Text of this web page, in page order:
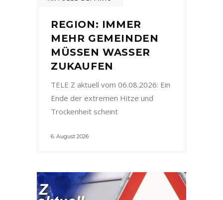
REGION: IMMER
MEHR GEMEINDEN
MÜSSEN WASSER
ZUKAUFEN
TELE Z aktuell vom 06.08.2026: Ein
Ende der extremen Hitze und
Trockenheit scheint
6. August 2026